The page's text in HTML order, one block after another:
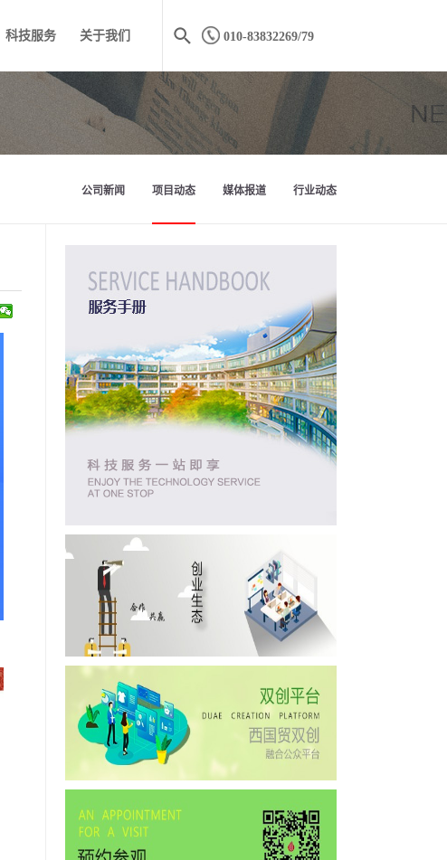
010-83832269/79
科技服务 关于我们
公司新闻 项目动态 媒体报道 行业动态